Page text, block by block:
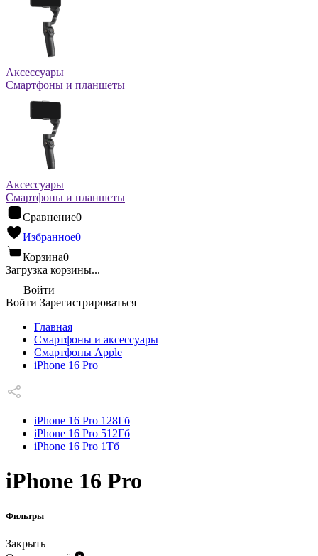
Аксессуары
Смартфоны и планшеты
Аксессуары
Смартфоны и планшеты
Сравнение0
Избранное0
Корзина0
Загрузка корзины...
Войти
Войти Зарегистрироваться
Главная
Смартфоны и аксессуары
Смартфоны Apple
iPhone 16 Pro
iPhone 16 Pro 128Гб
iPhone 16 Pro 512Гб
iPhone 16 Pro 1Тб
iPhone 16 Pro
Фильтры
Закрыть